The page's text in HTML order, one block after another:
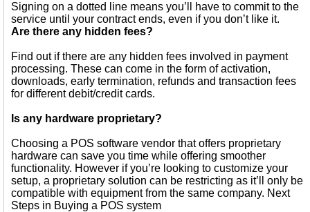
Signing on a dotted line means you’ll have to commit to the
service until your contract ends, even if you don’t like it.
Are there any hidden fees?
Find out if there are any hidden fees involved in payment
processing. These can come in the form of activation,
downloads, early termination, refunds and transaction fees
for different debit/credit cards.
Is any hardware proprietary?
Choosing a POS software vendor that offers proprietary
hardware can save you time while offering smoother
functionality. However if you’re looking to customize your
setup, a proprietary solution can be restricting as it’ll only be
compatible with equipment from the same company. Next
Steps in Buying a POS system